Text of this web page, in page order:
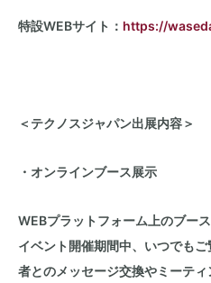
特設WEBサイト： https://
＜テクノスジャパン出展内容＞
・オンラインブース展示
WEBプラットフォーム上のブー
イベント開催期間中、いつでも
者とのメッセージ交換やミーティ